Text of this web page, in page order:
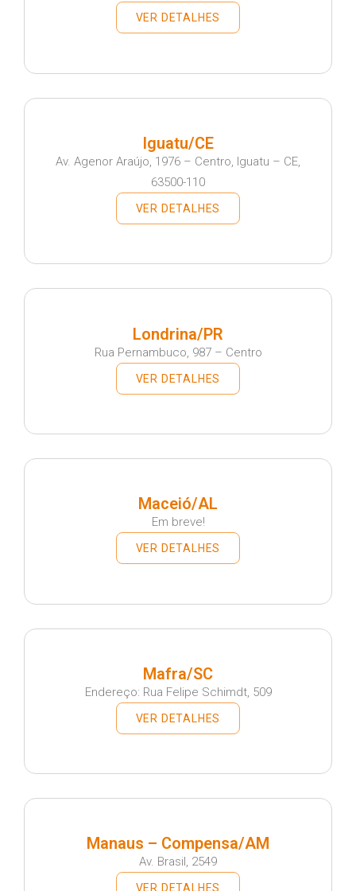
VER DETALHES
Iguatu/CE
Av. Agenor Araújo, 1976 – Centro, Iguatu – CE,
63500-110
VER DETALHES
Londrina/PR
Rua Pernambuco, 987 – Centro
VER DETALHES
Maceió/AL
Em breve!
VER DETALHES
Mafra/SC
Endereço: Rua Felipe Schimdt, 509
VER DETALHES
Manaus – Compensa/AM
Av. Brasil, 2549
VER DETALHES